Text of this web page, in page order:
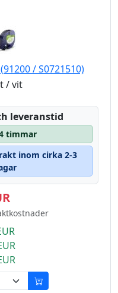
/ S0721510)
/ vit
leveranstid
timmar
inom cirka 2-3